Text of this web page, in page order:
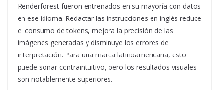
Renderforest fueron entrenados en su mayoría con datos
en ese idioma. Redactar las instrucciones en inglés reduce
el consumo de tokens, mejora la precisión de las
imágenes generadas y disminuye los errores de
interpretación. Para una marca latinoamericana, esto
puede sonar contraintuitivo, pero los resultados visuales
son notablemente superiores.